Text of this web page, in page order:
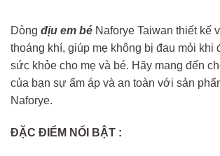
Dòng địu em bé Naforye Taiwan thiết kế
thoáng khí, giúp mẹ không bị đau mỏi khi
sức khỏe cho mẹ và bé. Hãy mang đến
của bạn sự ấm áp và an toàn với sản
Naforye.
ĐẶC ĐIỂM NỔI BẬT :